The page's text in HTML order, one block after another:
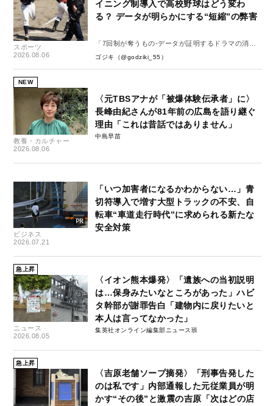
スポーツ
2026.08.06
イニング制導入で高校野球はどう変わ
る？ データが明らかにする“短縮”の弊害
「7回制が奪うもの-データが証明するドラマの消
失-」
ゴジキ（@godziki_55）
NEW
教養・カルチャー
2026.08.06
〈元TBSアナが「被爆体験伝承者」に〉
長峰由紀さんが81年前の広島を語り継ぐ
理由「これは昔話ではありません」
中島早苗
ビジネス
2026.07.21
「いつ加害者になるかわからない…」青
切符導入で増す大型トラックの不安、自
転車“車道走行時代”に求められる新たな
安全対策
急上昇
ニュース
2026.08.05
〈イオン熊本爆発〉「遺族への当初説明
は…保身みたいなところがあった」ハビ
タ幹部が謝罪告白「建物内に戻りたいと
本人は言ってなかった」
集英社オンライン編集部ニュース班
急上昇
〈吉原老舗ソープ摘発〉「刑事告発した
のは私です」内部通報した元従業員が明
かす“その後”と激震の吉原「次はどの店